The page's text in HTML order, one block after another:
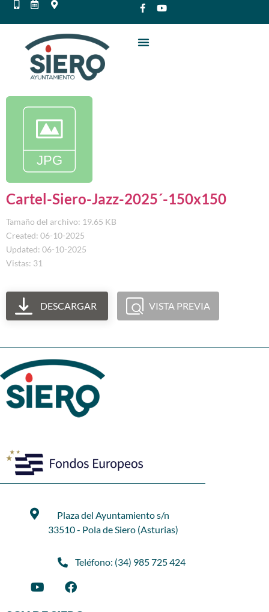
Cartel-Siero-Jazz-2025´-150x150
Tamaño del archivo: 19.65 KB
Created: 06-10-2025
Updated: 06-10-2025
Vistas: 31
DESCARGAR VISTA PREVIA
Plaza del Ayuntamiento s/n
33510 - Pola de Siero (Asturias)
Teléfono: (34) 985 725 424